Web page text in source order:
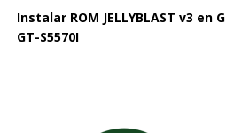
Instalar ROM JELLYBLAST v3 en
GT-S5570I